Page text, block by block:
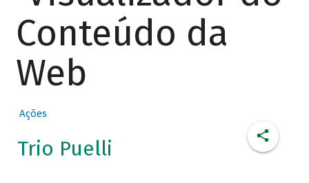
Conteúdo da
Web
Ações
Trio Puelli